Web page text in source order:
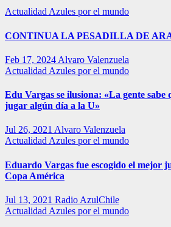
Actualidad Azules por el mundo
CONTINUA LA PESADILLA DE
Feb 17, 2024 Alvaro Valenzuela
Actualidad Azules por el mundo
Edu Vargas se ilusiona: «La gente sabe
jugar algún día a la U»
Jul 26, 2021 Alvaro Valenzuela
Actualidad Azules por el mundo
Eduardo Vargas fue escogido el mejor
Copa América
Jul 13, 2021 Radio AzulChile
Actualidad Azules por el mundo